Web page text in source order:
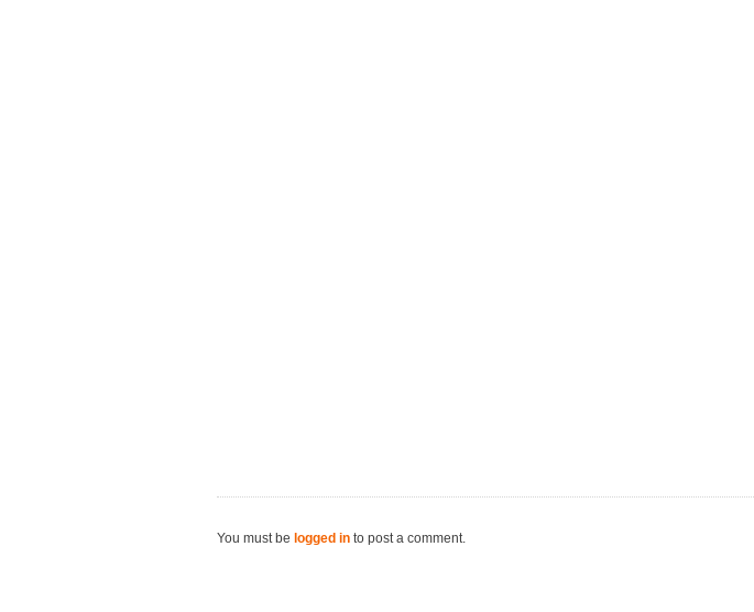
You must be logged in to post a comment.